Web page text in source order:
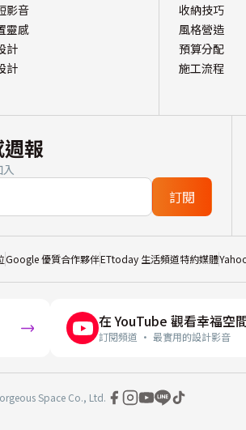
影音
靈感
計
計
收納技巧
風格營造
預算分配
施工流程
報
訂閱
Google 優質合作夥伴ETtoday 生活頻道特約媒體
在 YouTube 觀看幸福空
訂閱頻道 · 最實用的設計影音
Space Co., Ltd.